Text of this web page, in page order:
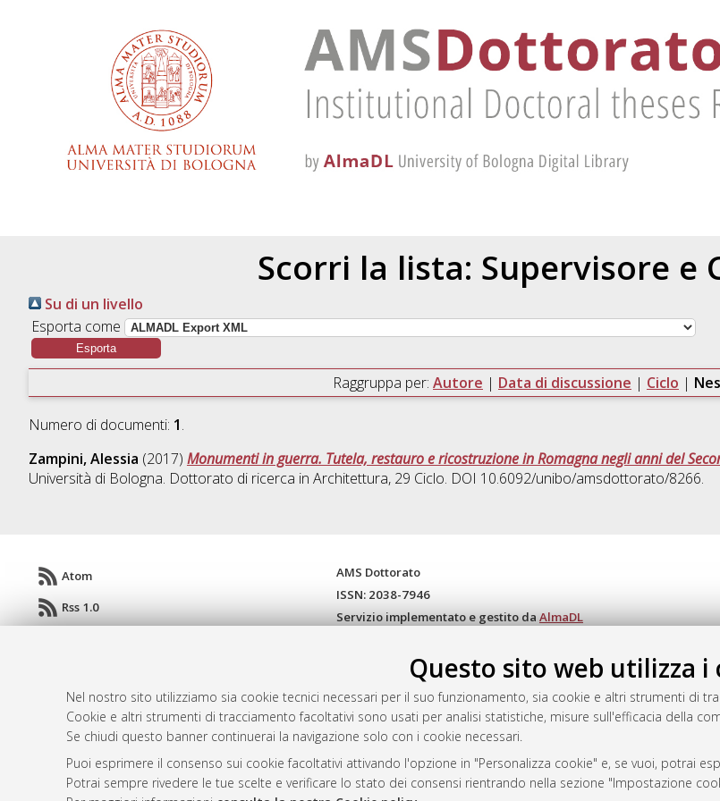
Questo sito web utilizza i
Nel nostro sito utilizziamo sia cookie tecnici necessari per il suo funzionamento, sia cookie e altri strumenti di
Cookie e altri strumenti di tracciamento facoltativi sono usati per analisi statistiche, misure sull'efficacia della
Se chiudi questo banner continuerai la navigazione solo con i cookie necessari.
Puoi esprimere il consenso sui cookie facoltativi attivando l'opzione in "Personalizza cookie" e, se vuoi, potrai
Potrai sempre rivedere le tue scelte e verificare lo stato dei consensi rientrando nella sezione "Impostazione
Scorri la lista: Supervisore e
Su di un livello
Esporta come
Raggruppa per: Autore | Data di discussione | Ciclo |
Numero di documenti: 1.
Zampini, Alessia (2017) Monumenti in guerra. Tutela, restauro e ricostruzione in Romagna negli anni del
Università di Bologna. Dottorato di ricerca in Architettura, 29 Ciclo. DOI 10.6092/unibo/amsdottorato/8266.
Atom
Rss 1.0
AMS Dottorato
ISSN: 2038-7946
Servizio implementato e gestito da AlmaDL
Informativa sulla privacy
Condizioni d’uso del sito
© ALMA MATER STUDIORUM - Università di Bologna, 2007-2026.